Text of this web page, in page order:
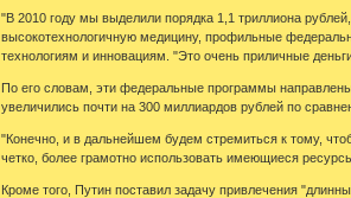
"В 2010 году мы выделили порядка 1,1 триллиона
высокотехнологичную медицину, профильные
технологиям и инновациям. "Это очень приличные
По его словам, эти федеральные программы
увеличились почти на 300 миллиардов рублей по
"Конечно, и в дальнейшем будем стремиться к тому,
четко, более грамотно использовать имеющиеся
Кроме того, Путин поставил задачу привлечения